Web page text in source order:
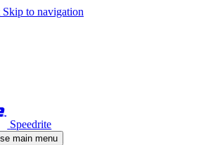
Skip to navigation
Speedrite
main menu